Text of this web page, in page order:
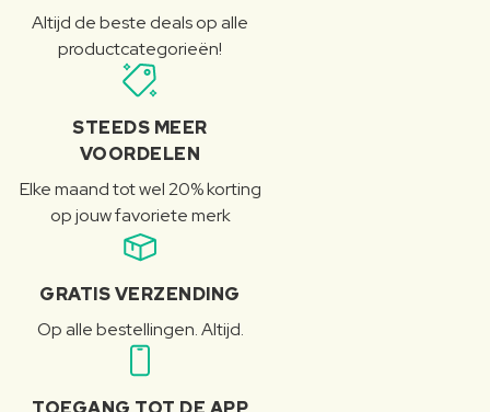
Altijd de beste deals op alle
productcategorieën!
STEEDS MEER
VOORDELEN
Elke maand tot wel 20% korting
op jouw favoriete merk
GRATIS VERZENDING
Op alle bestellingen. Altijd.